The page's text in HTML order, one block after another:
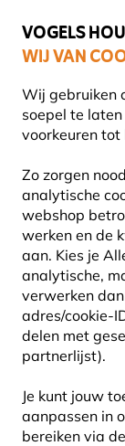
VOGELS
WIJ VAN
Wij gebruiken
soepel te
voorkeuren tot
Zo zorgen
analytische
webshop
werken en de
aan. Kies je
analytische,
verwerken
adres/cookie-
delen met
partnerlijst).
Je kunt jouw
aanpassen in
bereiken via
10% KORTING